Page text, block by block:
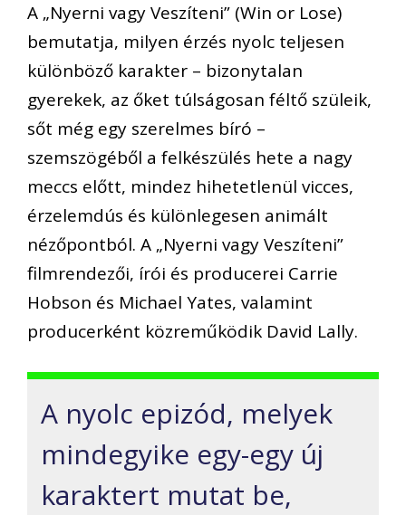
A „Nyerni vagy Veszíteni” (Win or Lose)
bemutatja, milyen érzés nyolc teljesen
különböző karakter – bizonytalan
gyerekek, az őket túlságosan féltő szüleik,
sőt még egy szerelmes bíró –
szemszögéből a felkészülés hete a nagy
meccs előtt, mindez hihetetlenül vicces,
érzelemdús és különlegesen animált
nézőpontból. A „Nyerni vagy Veszíteni”
filmrendezői, írói és producerei Carrie
Hobson és Michael Yates, valamint
producerként közreműködik David Lally.
A nyolc epizód, melyek
mindegyike egy-egy új
karaktert mutat be,